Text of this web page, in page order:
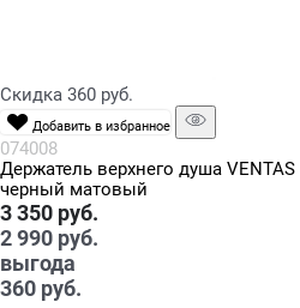
Скидка 360 руб.
Добавить в избранное
074008
Держатель верхнего душа
черный матовый
3 350 руб.
2 990 руб.
выгода
360 руб.